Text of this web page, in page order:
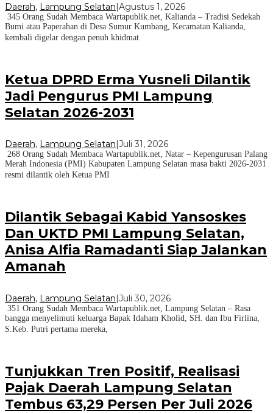
Daerah, Lampung Selatan|Agustus 1, 2026
345 Orang Sudah Membaca Wartapublik.net, Kalianda – Tradisi Sedekah
Bumi atau Paperahan di Desa Sumur Kumbang, Kecamatan Kalianda,
kembali digelar dengan penuh khidmat
Ketua DPRD Erma Yusneli Dilantik
Jadi Pengurus PMI Lampung
Selatan 2026-2031
Daerah, Lampung Selatan|Juli 31, 2026
268 Orang Sudah Membaca Wartapublik.net, Natar – Kepengurusan Palang
Merah Indonesia (PMI) Kabupaten Lampung Selatan masa bakti 2026-2031
resmi dilantik oleh Ketua PMI
Dilantik Sebagai Kabid Yansoskes
Dan UKTD PMI Lampung Selatan,
Anisa Alfia Ramadanti Siap Jalankan
Amanah
Daerah, Lampung Selatan|Juli 30, 2026
351 Orang Sudah Membaca Wartapublik.net, Lampung Selatan – Rasa
bangga menyelimuti keluarga Bapak Idaham Kholid, SH. dan Ibu Firlina,
S.Keb. Putri pertama mereka,
Tunjukkan Tren Positif, Realisasi
Pajak Daerah Lampung Selatan
Tembus 63,29 Persen Per Juli 2026